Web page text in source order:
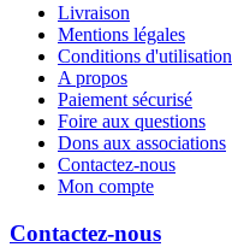
Livraison
Mentions légales
Conditions d'utilisation
A propos
Paiement sécurisé
Foire aux questions
Dons aux associations
Contactez-nous
Mon compte
Contactez-nous